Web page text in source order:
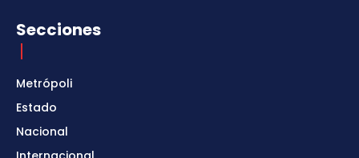
Secciones
Metrópoli
Estado
Nacional